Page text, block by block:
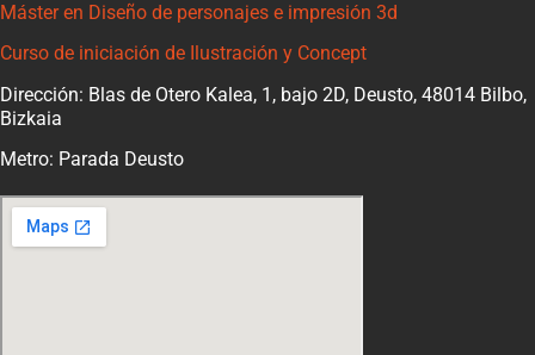
Máster en Diseño de personajes e impresión 3d
Curso de iniciación de Ilustración y Concept
Dirección: Blas de Otero Kalea, 1, bajo 2D, Deusto, 48014 Bilbo,
Bizkaia
Metro: Parada Deusto